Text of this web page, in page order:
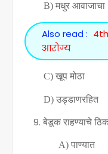
B) मधुर आवाजाचा
Also read :
आरोग्य
C) खूप मोठा
D) उड्डाणरहित
बेडूक राहण्याचे
A) पाण्यात